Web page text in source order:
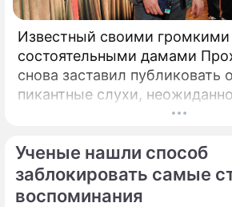
Известный своими
состоятельными дамами
снова заставил публиковать
пикантные слухи,
в чувствах к весьма
представительниц
внушительным жизненным
Шаляпин вновь оказался в
Ученые нашли способ
заблокировать самые
воспоминания